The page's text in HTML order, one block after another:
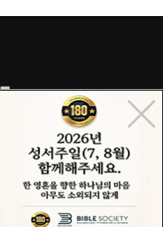
RIGHTS RESERVED.